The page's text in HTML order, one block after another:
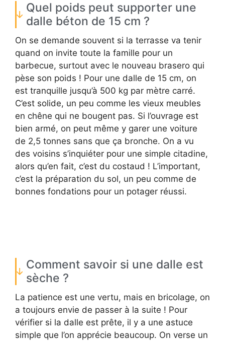
Quel poids peut supporter une
dalle béton de 15 cm ?
On se demande souvent si la terrasse va tenir
quand on invite toute la famille pour un
barbecue, surtout avec le nouveau brasero qui
pèse son poids ! Pour une dalle de 15 cm, on
est tranquille jusqu’à 500 kg par mètre carré.
C’est solide, un peu comme les vieux meubles
en chêne qui ne bougent pas. Si l’ouvrage est
bien armé, on peut même y garer une voiture
de 2,5 tonnes sans que ça bronche. On a vu
des voisins s’inquiéter pour une simple citadine,
alors qu’en fait, c’est du costaud ! L’important,
c’est la préparation du sol, un peu comme de
bonnes fondations pour un potager réussi.
Comment savoir si une dalle est
sèche ?
La patience est une vertu, mais en bricolage, on
a toujours envie de passer à la suite ! Pour
vérifier si la dalle est prête, il y a une astuce
simple que l’on apprécie beaucoup. On verse un